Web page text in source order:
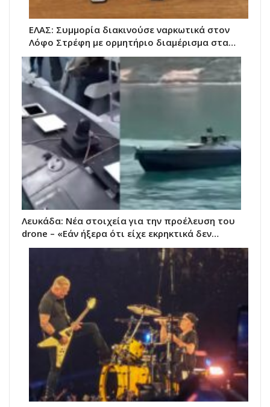
ΕΛΑΣ: Συμμορία διακινούσε ναρκωτικά στον
Λόφο Στρέφη με ορμητήριο διαμέρισμα στα…
Λευκάδα: Νέα στοιχεία για την προέλευση του
drone – «Εάν ήξερα ότι είχε εκρηκτικά δεν…